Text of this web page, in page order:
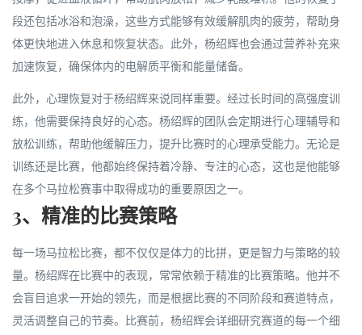
段还包括冰浴和泡澡，这些方式能够有效缓解肌肉的疲劳，帮助身
体更快地进入休息和恢复状态。此外，杨绍辉也会通过营养补充来
加速恢复，确保体内的电解质平衡和能量储备。
此外，心理恢复对于杨绍辉来说同样重要。经过长时间的高强度训
练，他需要保持良好的心态。杨绍辉的团队会定期进行心理辅导和
放松训练，帮助他缓解压力，提升比赛时的心理承受能力。无论是
训练还是比赛，他都始终保持着冷静、专注的心态，这也是他能够
在多个马拉松赛事中取得成功的重要原因之一。
3、精准的比赛策略
每一场马拉松比赛，都不仅仅是体力的比拼，更是智力与策略的较
量。杨绍辉在比赛中的表现，常常依赖于精准的比赛策略。他并不
会盲目追求一开始的领先，而是根据比赛的不同阶段和赛道特点，
灵活调整自己的节奏。比赛前，杨绍辉会详细研究赛道的每一个细